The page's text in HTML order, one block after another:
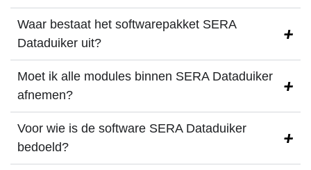
Waar bestaat het softwarepakket SERA
Dataduiker uit?
Moet ik alle modules binnen SERA Dataduiker
afnemen?
Voor wie is de software SERA Dataduiker
bedoeld?